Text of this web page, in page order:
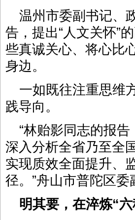
温州市委副书记、
告，提出“人文关怀”
些真诚关心、将心比
身边。
一如既往注重思维
践导向。
“林贻影同志的报
深入分析全省乃至全
实现质效全面提升、
径。”舟山市普陀区
明其要，在淬炼“